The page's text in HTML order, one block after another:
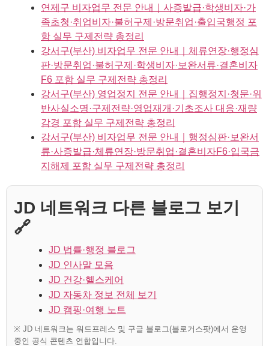
연제구 비자업무 전문 안내｜사증발급·학생비자·가
족초청·취업비자·불허구제·방문취업·출입국행정 포
함 실무 구제전략 총정리
강서구(부산) 비자업무 전문 안내｜체류연장·행정심
판·방문취업·불허구제·학생비자·보완서류·결혼비자
F6 포함 실무 구제전략 총정리
강서구(부산) 영업정지 전문 안내｜집행정지·청문·위
반사실소명·구제전략·영업재개·기초조사 대응·재량
감경 포함 실무 구제전략 총정리
강서구(부산) 비자업무 전문 안내｜행정심판·보완서
류·사증발급·체류연장·방문취업·결혼비자F6·입국금
지해제 포함 실무 구제전략 총정리
JD 네트워크 다른 블로그 보기
🔗
JD 법률·행정 블로그
JD 인사말 모음
JD 건강·헬스케어
JD 자동차 정보 전체 보기
JD 캠핑·여행 노트
※ JD 네트워크는 워드프레스 및 구글 블로그(블로거스팟)에서 운영
중인 공식 콘텐츠 연합입니다.